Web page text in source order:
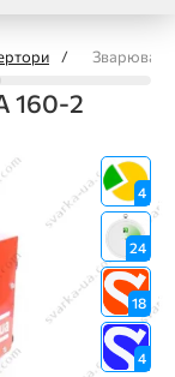
/
160-2
4
24
18
4